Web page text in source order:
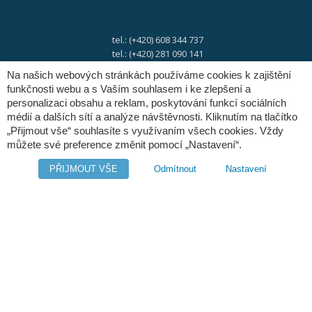
tel.: (+420) 608 344 737
tel.: (+420) 281 090 141
e-mail:info@digres.cz
web:www.digres.cz
Na našich webových stránkách používáme cookies k zajištění
funkčnosti webu a s Vaším souhlasem i ke zlepšení a
personalizaci obsahu a reklam, poskytování funkcí sociálních
médií a dalších sítí a analýze návštěvnosti. Kliknutím na tlačítko
„Přijmout vše“ souhlasíte s využívaním všech cookies. Vždy
můžete své preference změnit pomocí „Nastavení“.
PŘIJMOUT VŠE Odmítnout Nastavení